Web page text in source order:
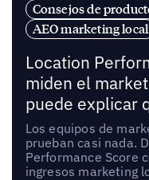
Consejos de
AEO marketing local
Location
miden el
puede explicar
Los equipos de
prueban casi nada.
Performance Score
ingresos marketing